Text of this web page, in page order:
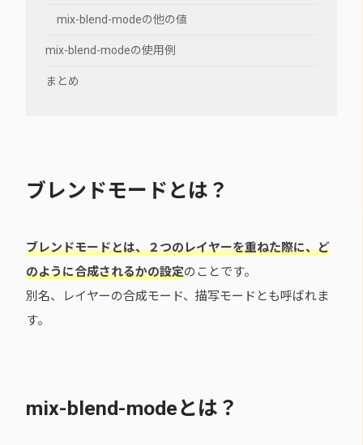
mix-blend-modeの他の値
mix-blend-modeの使用例
まとめ
ブレンドモードとは？
ブレンドモードとは、２つのレイヤーを重ねた際に、ど
のように合成されるかの設定のことです。
別名、レイヤーの合成モード、描写モードとも呼ばれま
す。
mix-blend-modeとは？